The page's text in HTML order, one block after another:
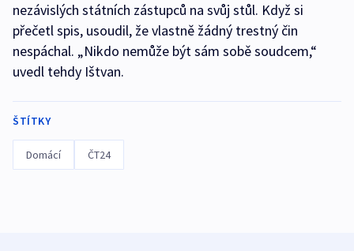
nezávislých státních zástupců na svůj stůl. Když si
přečetl spis, usoudil, že vlastně žádný trestný čin
nespáchal. „Nikdo nemůže být sám sobě soudcem,“
uvedl tehdy Ištvan.
ŠTÍTKY
Domácí ČT24